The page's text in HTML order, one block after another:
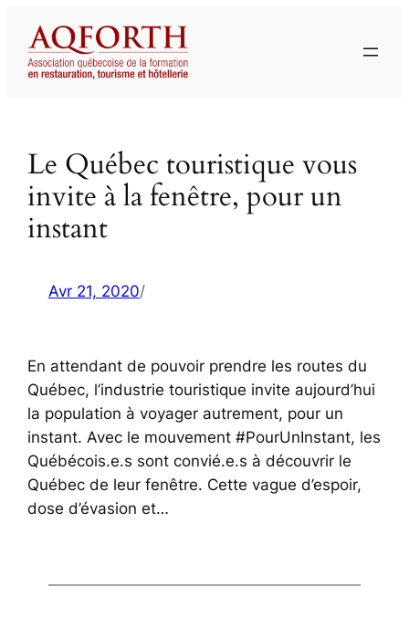
contenu
Le Québec touristique vous
invite à la fenêtre, pour un
instant
Avr 21, 2020/
En attendant de pouvoir prendre les routes du
Québec, l’industrie touristique invite aujourd’hui
la population à voyager autrement, pour un
instant. Avec le mouvement #PourUnInstant, les
Québécois.e.s sont convié.e.s à découvrir le
Québec de leur fenêtre. Cette vague d’espoir,
dose d’évasion et…